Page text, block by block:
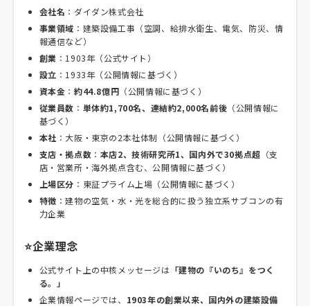
会社名 ：ダイダン株式会社
事業領域 ：建築設備工事（空調、給排水衛生、電気、防災、情
報通信など）
創業 ：1903年（公式サイト）
設立 ：1933年（公開情報に基づく）
資本金 ：約44.8億円 （公開情報に基づく）
従業員数 ： 単体約1,700名、連結約2,000名前後 （公開情報に
基づく）
本社 ：大阪・東京の2本社体制（公開情報に基づく）
支店・拠点数 ： 本店2、技術研究所1、国内外で30拠点超 （支
店・営業所・海外拠点含む、公開情報に基づく）
上場区分 ：東証プライム上場（公開情報に基づく）
特徴 ：建物の空気・水・光を総合的に扱う独立系サブコンの有
力企業
⭐企業理念
公式サイト上の中核メッセージは 「建物の『いのち』をつく
る。」
企業情報ページでは、 1903年の創業以来、国内外の建築設備